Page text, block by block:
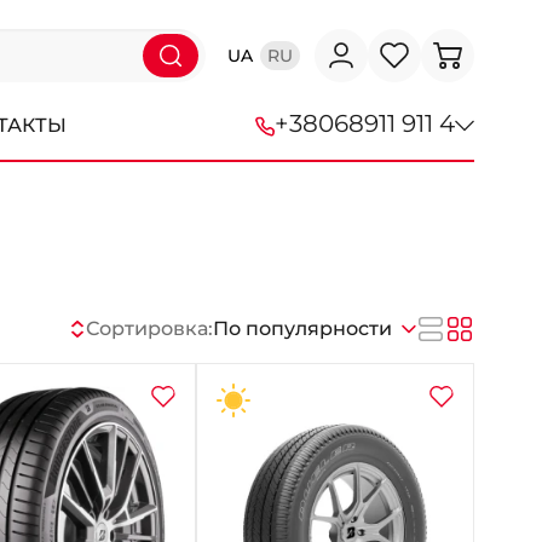
UA RU
+38068911 911 4
+38 (067) 113-44-44
+38 (067) 911-14-14
- на Щепкина
+38 (098) 911-911-0
- на Тополе
Сортировка:По популярности